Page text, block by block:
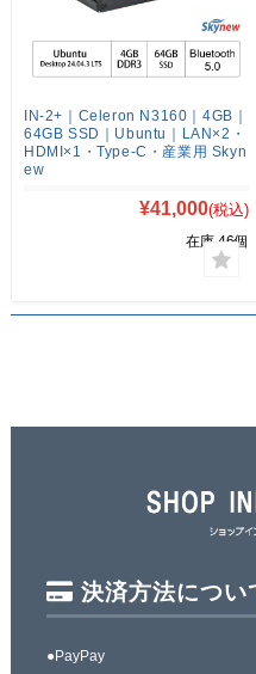
IN-2+｜Celeron N3160｜4GB｜
64GB SSD｜Ubuntu｜LAN×2・
HDMI×1・Type-C・産業用 Skyn
ew
¥41,000(税込)
在庫 46個
決済方法につい
●PayPay